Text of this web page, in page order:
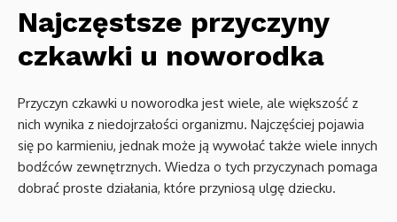
Najczęstsze przyczyny
czkawki u noworodka
Przyczyn czkawki u noworodka jest wiele, ale większość z
nich wynika z niedojrzałości organizmu. Najczęściej pojawia
się po karmieniu, jednak może ją wywołać także wiele innych
bodźców zewnętrznych. Wiedza o tych przyczynach pomaga
dobrać proste działania, które przyniosą ulgę dziecku.